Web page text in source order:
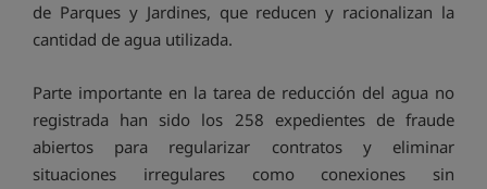
de Parques y Jardines, que reducen y racionalizan la
cantidad de agua utilizada.
Parte importante en la tarea de reducción del agua no
registrada han sido los 258 expedientes de fraude
abiertos para regularizar contratos y eliminar
situaciones irregulares como conexiones sin